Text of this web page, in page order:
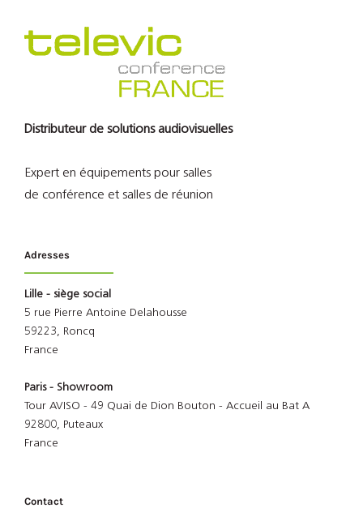
Distributeur de solutions audiovisuelles
Expert en équipements pour salles
de conférence et salles de réunion
Adresses
Lille - siège social
5 rue Pierre Antoine Delahousse
59223, Roncq
France
Paris - Showroom
Tour AVISO - 49 Quai de Dion Bouton - Accueil au Bat A
92800, Puteaux
France
Contact